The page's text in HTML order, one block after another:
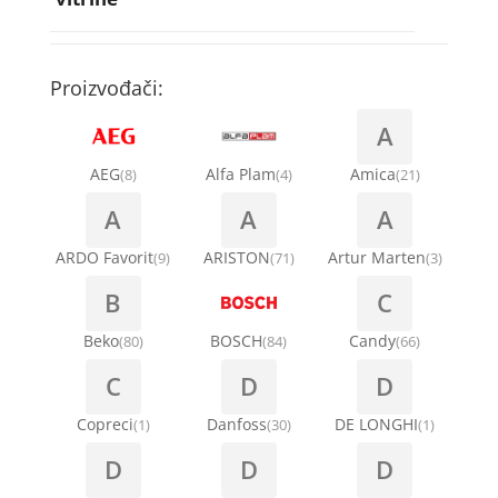
Ručice za vrata za veš mašinu
Šarke za veš mašine
Stakla i okviri vrata za veš mašinu
Termostati i hidrostati za veš mašine
Točkići za sudo mašine
Kompresori za klima uređaje
Kondenz creva
Nosači za klimu
Ostali materijal za montažu klima uređaja
Proizvođači:
AEG(8) Alfa Plam(4)
A
Amica(21)
A
ARDO Favorit(9)
A
ARISTON(71)
A
Artur Marten(3)
B
Beko(80) BOSCH(84)
C
Candy(66)
C
Copreci(1)
D
Danfoss(30)
D
DE LONGHI(1)
D D D